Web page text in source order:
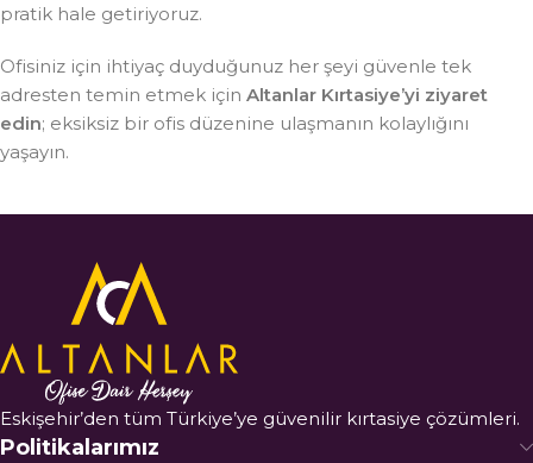
pratik hale getiriyoruz.
Ofisiniz için ihtiyaç duyduğunuz her şeyi güvenle tek
adresten temin etmek için Altanlar Kırtasiye’yi ziyaret
edin; eksiksiz bir ofis düzenine ulaşmanın kolaylığını
yaşayın.
Eskişehir’den tüm Türkiye’ye güvenilir kırtasiye çözümleri.
Politikalarımız